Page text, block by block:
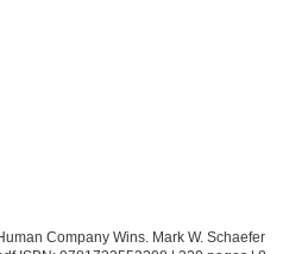
Company Wins. Mark W. Schaefer